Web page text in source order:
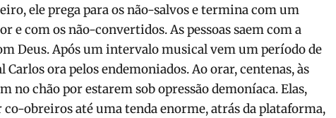
ele prega para os não-salvos e termina com um
e com os não-convertidos. As pessoas saem com a
Deus. Após um intervalo musical vem um período de
ora pelos endemoniados. Ao orar, cente­nas, às
no chão por estarem sob opressão demo­níaca. Elas,
co-obreiros até uma tenda enorme, atrás da plataforma,